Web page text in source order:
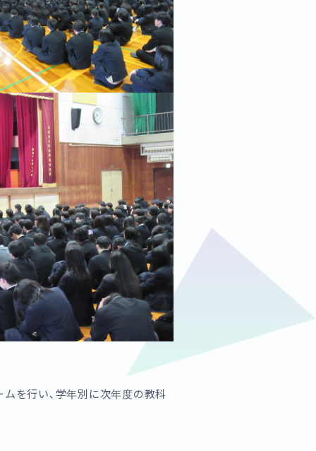
を行い､学年別に次年度の教科